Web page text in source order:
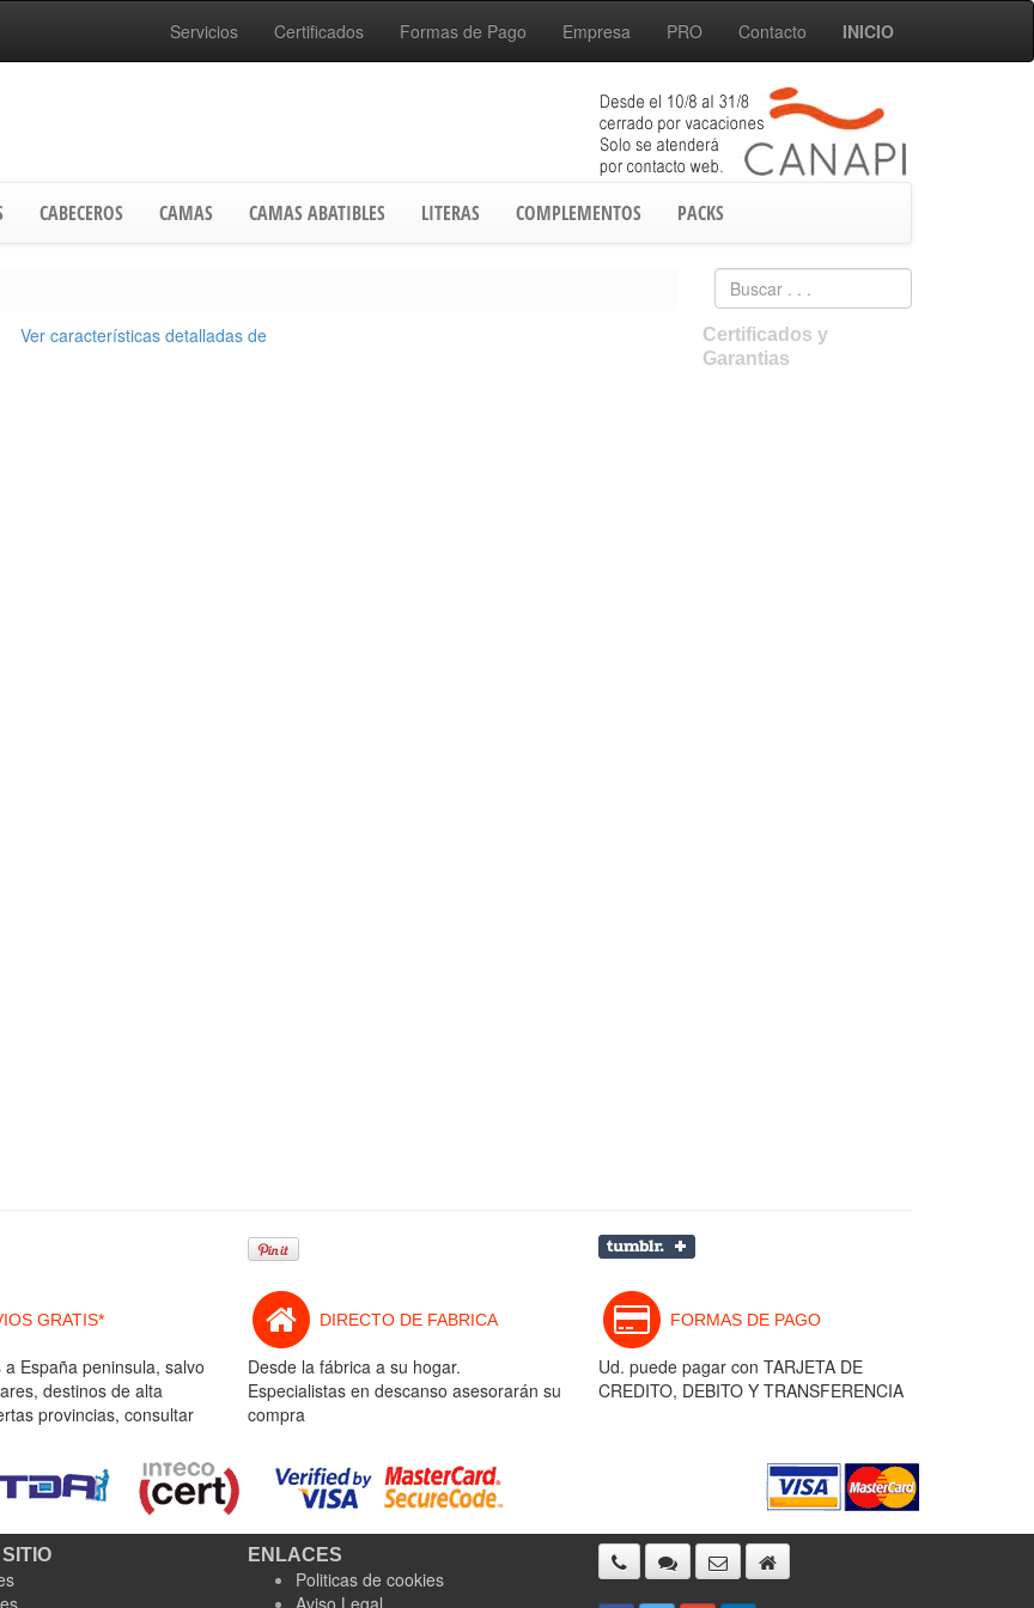
Servicios Certificados Formas de Pago Empresa PRO Contacto INICIO
CABECEROS CAMAS CAMAS ABATIBLES LITERAS COMPLEMENTOS PACKS
Ver características detalladas de
Certificados y
Garantias
GRATIS*
España peninsula, salvo
destinos de alta
provincias, consultar
DIRECTO DE FABRICA
Desde la fábrica a su hogar.
Especialistas en descanso asesorarán su
compra
FORMAS DE PAGO
Ud. puede pagar con TARJETA DE
CREDITO, DEBITO Y TRANSFERENCIA
ENLACES
Politicas de cookies
Aviso Legal